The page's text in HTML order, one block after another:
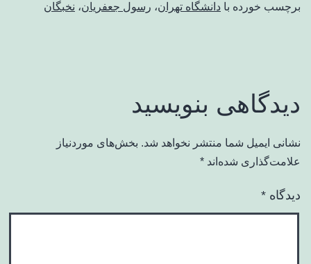
برچسب خورده با دانشگاه تهران، رسول جعفریان، نخبگان
دیدگاهی بنویسید
نشانی ایمیل شما منتشر نخواهد شد. بخش‌های موردنیاز
علامت‌گذاری شده‌اند *
دیدگاه *